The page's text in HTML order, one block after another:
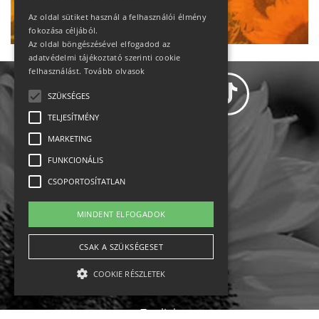
Ne maradj le!
Állásajánlatok
Impresszum-kapcsolat
Jogi nyilatkozat
Rólunk
English
Az oldal sütiket használ a felhasználói élmény
fokozása céljából.
Az oldal böngészésével elfogadod az
adatvédelmi tájékoztató szerinti cookie
felhasználást. Tovább olvasok
SZÜKSÉGES
TELJESÍTMÉNY
MARKETING
FUNKCIONÁLIS
CSOPORTOSÍTATLAN
MINDENT ELFOGADOK
CSAK A SZÜKSÉGESET
COOKIE RÉSZLETEK